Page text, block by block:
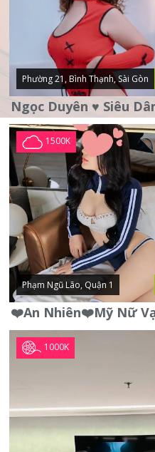
Phường 21, Bình Thạnh, Sài Gòn
1500K
Phạm Ngũ Lão, Quận 1
1000K